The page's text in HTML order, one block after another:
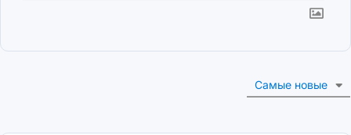
Самые новые